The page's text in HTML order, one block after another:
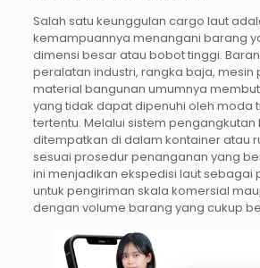
Salah satu keunggulan cargo laut
kemampuannya menangani barang
dimensi besar atau bobot tinggi.
peralatan industri, rangka baja, mesin
material bangunan umumnya
yang tidak dapat dipenuhi oleh moda
tertentu. Melalui sistem
ditempatkan di dalam kontainer atau
sesuai prosedur penanganan yang
ini menjadikan ekspedisi laut sebagai
untuk pengiriman skala komersial
dengan volume barang yang cukup